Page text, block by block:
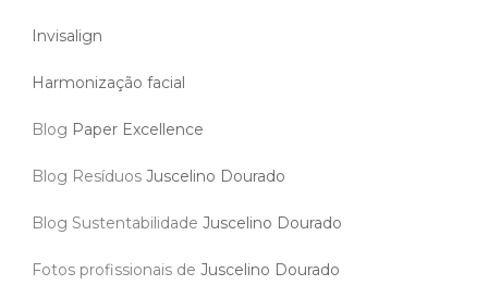
Invisalign
Harmonização facial
Blog Paper Excellence
Blog Resíduos Juscelino Dourado
Blog Sustentabilidade Juscelino Dourado
Fotos profissionais de Juscelino Dourado